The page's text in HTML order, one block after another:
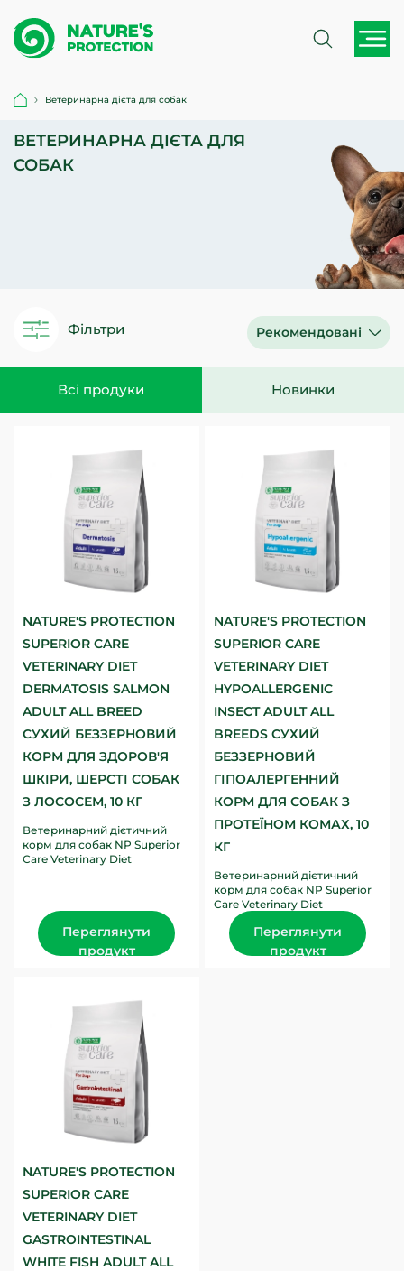
Ветеринарна дієта для собак
ВЕТЕРИНАРНА ДІЄТА ДЛЯ
СОБАК
Фільтри
Всі продуки Новинки
Рекомендовані
NATURE'S PROTECTION
SUPERIOR CARE
VETERINARY DIET
DERMATOSIS SALMON
ADULT ALL BREED
СУХИЙ БЕЗЗЕРНОВИЙ
КОРМ ДЛЯ ЗДОРОВ'Я
ШКІРИ, ШЕРСТІ СОБАК
З ЛОСОСЕМ, 10 КГ
Ветеринарний дієтичний
корм для собак NP Superior
Care Veterinary Diet
Переглянути
продукт
NATURE'S PROTECTION
SUPERIOR CARE
VETERINARY DIET
HYPOALLERGENIC
INSECT ADULT ALL
BREEDS СУХИЙ
БЕЗЗЕРНОВИЙ
ГІПОАЛЕРГЕННИЙ
КОРМ ДЛЯ СОБАК З
ПРОТЕЇНОМ КОМАХ, 10
КГ
Ветеринарний дієтичний
корм для собак NP Superior
Care Veterinary Diet
Hypoallergenic Insect
розроблений для
зменшення симптомів...
Переглянути
продукт
NATURE'S PROTECTION
SUPERIOR CARE
VETERINARY DIET
GASTROINTESTINAL
WHITE FISH ADULT ALL